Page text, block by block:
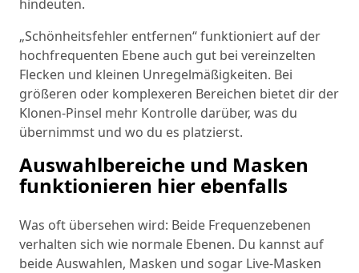
hindeuten.
„Schönheitsfehler entfernen“ funktioniert auf der
hochfrequenten Ebene auch gut bei vereinzelten
Flecken und kleinen Unregelmäßigkeiten. Bei
größeren oder komplexeren Bereichen bietet dir der
Klonen-Pinsel mehr Kontrolle darüber, was du
übernimmst und wo du es platzierst.
Auswahlbereiche und Masken
funktionieren hier ebenfalls
Was oft übersehen wird: Beide Frequenzebenen
verhalten sich wie normale Ebenen. Du kannst auf
beide Auswahlen, Masken und sogar Live-Masken